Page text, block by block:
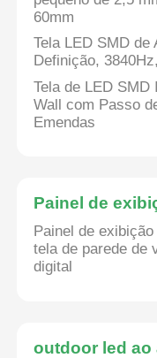
Vídeos
Espetáculo VR
Visita à Fábrica
Controle de
60mm
Tela LED SMD
Definição,
Tela de LED
Wall com Passo
Emendas
Painel de
Painel de
tela de parede de
digital
outdoor led ao